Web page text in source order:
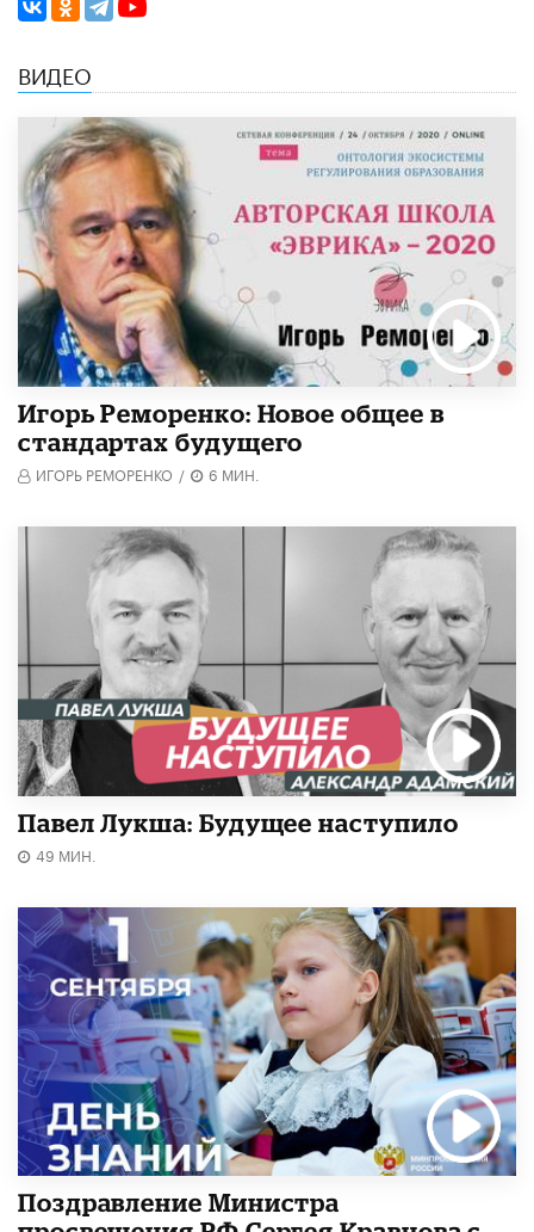
ВИДЕО
Игорь Реморенко: Новое общее в
стандартах будущего
ИГОРЬ РЕМОРЕНКО / 6 МИН.
Павел Лукша: Будущее наступило
49 МИН.
Поздравление Министра